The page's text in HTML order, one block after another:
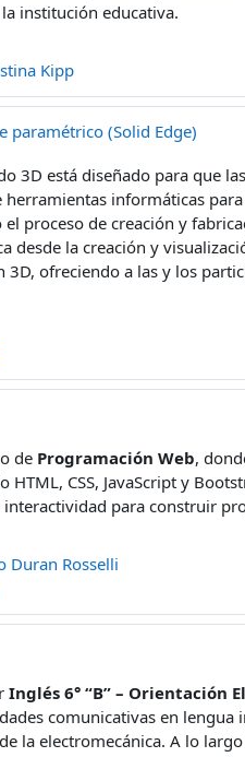
institución educativa.
Kipp
paramétrico (Solid Edge)
3D está diseñado para que
herramientas informáticas
proceso de creación y
desde la creación y
3D, ofreciendo a las y los
de Programación Web,
HTML, CSS, JavaScript y
para construir
Duran Rosselli
Inglés 6° “B” – Orientación
comunicativas en lengua
la electromecánica. A lo